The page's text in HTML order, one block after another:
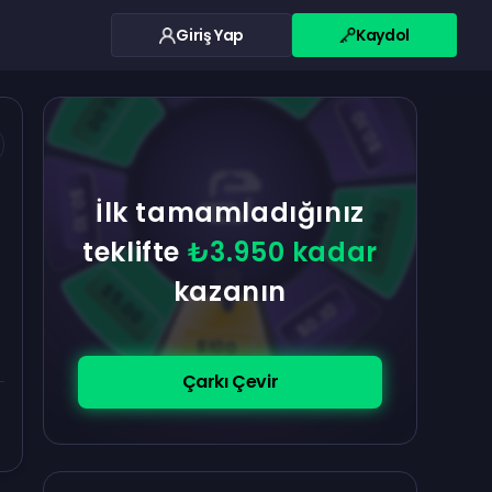
Giriş Yap Kaydol
İlk tamamladığınız
teklifte ₺3.950 kadar
kazanın
Çarkı Çevir
$100
$5.00
$5.00
$0.10 $5.00
$5.00